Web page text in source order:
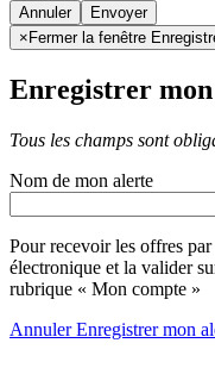
Annuler
× Fermer la fenêtre
Enregistrer
Tous les champs sont
Nom de mon alerte
Pour recevoir les offres
électronique et la valider
rubrique « Mon compte »
AnnulerEnregistrer mon